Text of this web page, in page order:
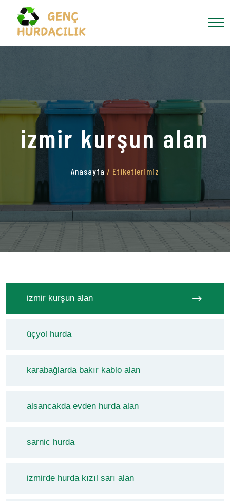
izmir kurşun alan
Anasayfa / Etiketlerimiz
izmir kurşun alan
üçyol hurda
karabağlarda bakır kablo alan
alsancakda evden hurda alan
sarnic hurda
izmirde hurda kızıl sarı alan